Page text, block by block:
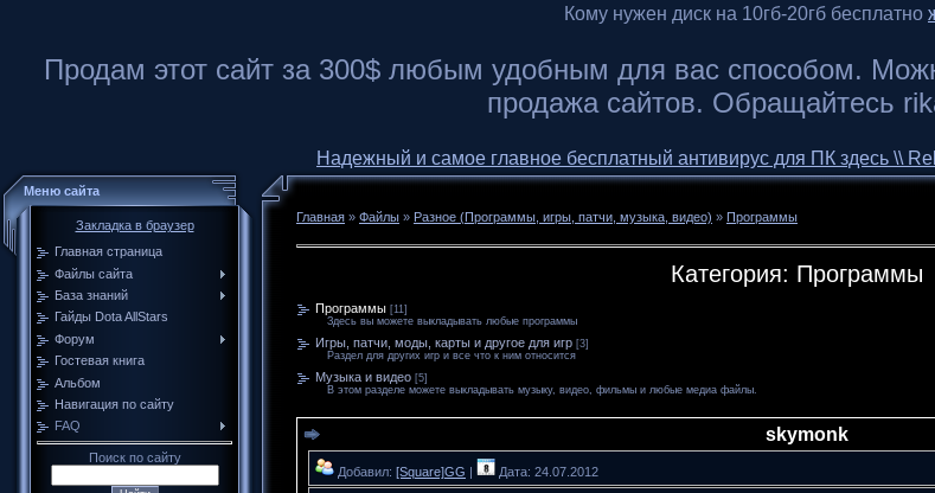
Кому нужен диск на 10гб-20гб бесплатно
Продам этот сайт за 300$ любым удобным для вас способом.
продажа сайтов. Обращайтесь
Надежный и самое главное бесплатный антивирус для ПК здесь \\
Меню сайта
Закладка в браузер
Главная страница
Файлы сайта
База знаний
Гайды Dota AllStars
Форум
Гостевая книга
Альбом
Навигация по сайту
FAQ
Поиск по сайту
Главная » Файлы » Разное (Программы, игры, патчи, музыка, видео) » Программы
Категория: Программы
Программы [11]
Здесь вы можете выкладывать любые программы
Игры, патчи, моды, карты и другое для игр [3]
Раздел для других игр и все что к ним относится
Музыка и видео [5]
В этом разделе можете выкладывать музыку, видео, фильмы и любые медиа файлы.
skymonk
Добавил: [Square]GG | Дата: 24.07.2012